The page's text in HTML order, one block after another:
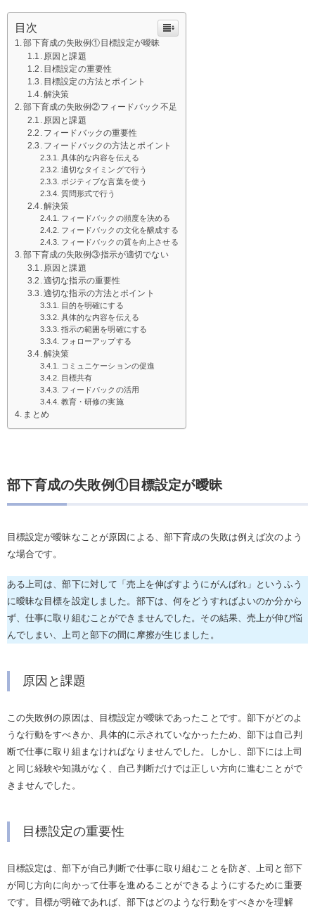
目次
部下育成の失敗例①目標設定が曖昧
原因と課題
目標設定の重要性
目標設定の方法とポイント
解決策
部下育成の失敗例②フィードバック不足
原因と課題
フィードバックの重要性
フィードバックの方法とポイント
具体的な内容を伝える
適切なタイミングで行う
ポジティブな言葉を使う
質問形式で行う
解決策
フィードバックの頻度を決める
フィードバックの文化を醸成する
フィードバックの質を向上させる
部下育成の失敗例③指示が適切でない
原因と課題
適切な指示の重要性
適切な指示の方法とポイント
目的を明確にする
具体的な内容を伝える
指示の範囲を明確にする
フォローアップする
解決策
コミュニケーションの促進
目標共有
フィードバックの活用
教育・研修の実施
まとめ
部下育成の失敗例①目標設定が曖昧
目標設定が曖昧なことが原因による、部下育成の失敗は例えば次のよう
な場合です。
ある上司は、部下に対して「売上を伸ばすようにがんばれ」というふう
に曖昧な目標を設定しました。部下は、何をどうすればよいのか分から
ず、仕事に取り組むことができませんでした。その結果、売上が伸び悩
んでしまい、上司と部下の間に摩擦が生じました。
原因と課題
この失敗例の原因は、目標設定が曖昧であったことです。部下がどのよ
うな行動をすべきか、具体的に示されていなかったため、部下は自己判
断で仕事に取り組まなければなりませんでした。しかし、部下には上司
と同じ経験や知識がなく、自己判断だけでは正しい方向に進むことがで
きませんでした。
目標設定の重要性
目標設定は、部下が自己判断で仕事に取り組むことを防ぎ、上司と部下
が同じ方向に向かって仕事を進めることができるようにするために重要
です。目標が明確であれば、部下はどのような行動をすべきかを理解